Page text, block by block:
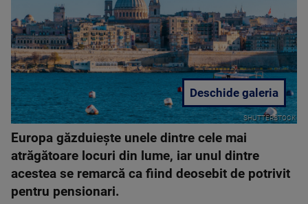
SHUTTERSTOCK
Deschide galeria
Europa găzduiește unele dintre cele mai
atrăgătoare locuri din lume, iar unul dintre
acestea se remarcă ca fiind deosebit de potrivit
pentru pensionari.